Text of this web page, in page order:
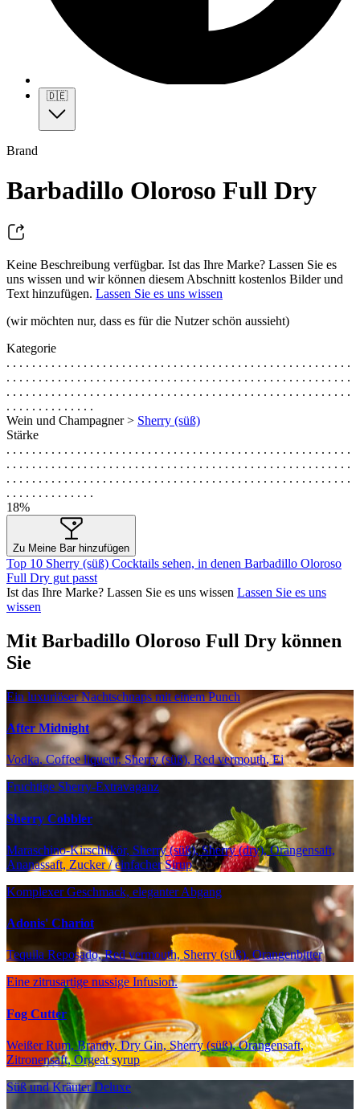
🇩🇪
Brand
Barbadillo Oloroso Full Dry
Keine Beschreibung verfügbar. Ist das Ihre Marke? Lassen Sie es
uns wissen und wir können diesem Abschnitt kostenlos Bilder und
Text hinzufügen. Lassen Sie es uns wissen
(wir möchten nur, dass es für die Nutzer schön aussieht)
Kategorie
. . . . . . . . . . . . . . . . . . . . . . . . . . . . . . . . . . . . . . . . . . . . . . . . . . . . . .
. . . . . . . . . . . . . . . . . . . . . . . . . . . . . . . . . . . . . . . . . . . . . . . . . . . . . .
. . . . . . . . . . . . . . . . . . . . . . . . . . . . . . . . . . . . . . . . . . . . . . . . . . . . . .
. . . . . . . . . . . . . .
Wein und Champagner > Sherry (süß)
Stärke
. . . . . . . . . . . . . . . . . . . . . . . . . . . . . . . . . . . . . . . . . . . . . . . . . . . . . .
. . . . . . . . . . . . . . . . . . . . . . . . . . . . . . . . . . . . . . . . . . . . . . . . . . . . . .
. . . . . . . . . . . . . . . . . . . . . . . . . . . . . . . . . . . . . . . . . . . . . . . . . . . . . .
. . . . . . . . . . . . . .
18%
Zu Meine Bar hinzufügen
Top 10 Sherry (süß) Cocktails sehen, in denen Barbadillo Oloroso
Full Dry gut passt
Ist das Ihre Marke? Lassen Sie es uns wissen Lassen Sie es uns
wissen
Mit Barbadillo Oloroso Full Dry können
Sie
Ein luxuriöser Nachtschnaps mit einem Punch
After Midnight
Vodka, Coffee liqueur, Sherry (süß), Red vermouth, Ei
Fruchtige Sherry-Extravaganz
Sherry Cobbler
Maraschino-Kirschlikör, Sherry (süß), Sherry (dry), Orangensaft,
Ananassaft, Zucker / einfacher Sirup
Komplexer Geschmack, eleganter Abgang
Adonis' Chariot
Tequila Reposado, Red vermouth, Sherry (süß), Orangenbitter
Eine zitrusartige nussige Infusion.
Fog Cutter
Weißer Rum, Brandy, Dry Gin, Sherry (süß), Orangensaft,
Zitronensaft, Orgeat syrup
Süß und Kräuter Deluxe